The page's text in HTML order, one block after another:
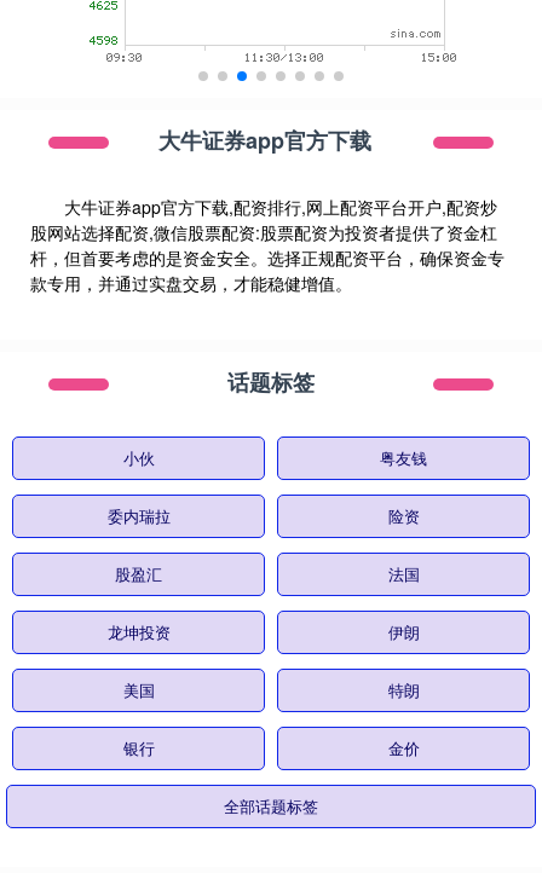
大牛证券app官方下载
大牛证券app官方下载,配资排行,网上配资平台开户,配资炒
股网站选择配资,微信股票配资:股票配资为投资者提供了资金杠
杆，但首要考虑的是资金安全。选择正规配资平台，确保资金专
款专用，并通过实盘交易，才能稳健增值。
话题标签
小伙 粤友钱
委内瑞拉 险资
股盈汇 法国
龙坤投资 伊朗
美国 特朗
银行 金价
全部话题标签